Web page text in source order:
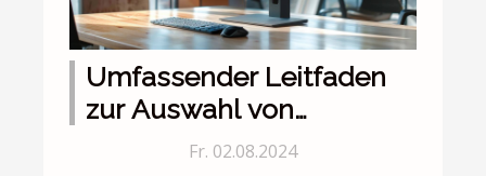
Umfassender Leitfaden
zur Auswahl von
Monitoren für
Fr. 02.08.2024